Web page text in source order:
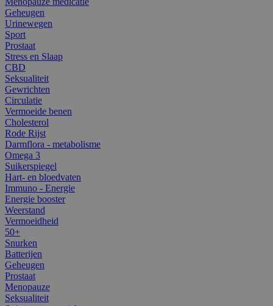
Geheugen
Urinewegen
Sport
Prostaat
Stress en Slaap
CBD
Seksualiteit
Gewrichten
Circulatie
Vermoeide benen
Cholesterol
Rode Rijst
Darmflora - metabolisme
Omega 3
Suikerspiegel
Hart- en bloedvaten
Immuno - Energie
Energie booster
Weerstand
Vermoeidheid
50+
Snurken
Batterijen
Geheugen
Prostaat
Menopauze
Seksualiteit